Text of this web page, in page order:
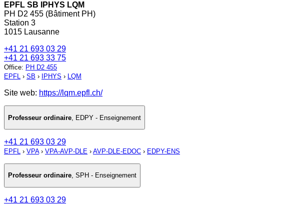
EPFL SB IPHYS LQM
PH D2 455 (Bâtiment PH)
Station 3
1015 Lausanne
+41 21 693 03 29
+41 21 693 33 75
Office: PH D2 455
EPFL › SB › IPHYS › LQM
Site web: https://lqm.epfl.ch/
Professeur ordinaire EDPY - Enseignement
+41 21 693 03 29
EPFL › VPA› VPA-AVP-DLE › AVP-DLE-EDOC › EDPY-ENS
Professeur ordinaire, SPH - Enseignement
+41 21 693 03 29